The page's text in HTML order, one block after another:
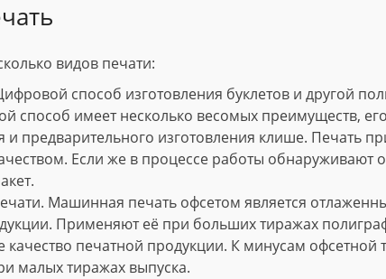
видов печати:
способ изготовления буклетов и другой
способ имеет несколько весомых преимуществ,
и предварительного изготовления клише. Печать
Если же в процессе работы
Машинная печать офсетом является
Применяют её при больших тиражах
качество печатной продукции. К минусам
малых тиражах выпуска.